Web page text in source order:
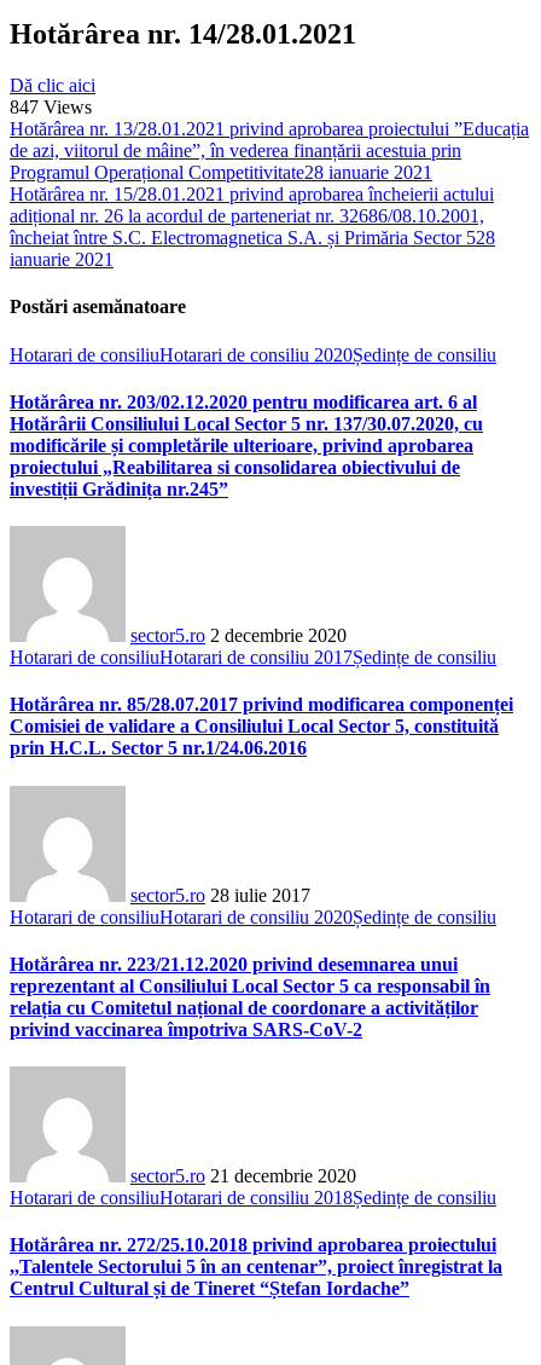
Hotărârea nr. 14/28.01.2021
Dă clic aici
847 Views
Hotărârea nr. 13/28.01.2021 privind aprobarea proiectului ”Educația
de azi, viitorul de mâine”, în vederea finanțării acestuia prin
Programul Operațional Competitivitate28 ianuarie 2021
Hotărârea nr. 15/28.01.2021 privind aprobarea încheierii actului
adițional nr. 26 la acordul de parteneriat nr. 32686/08.10.2001,
încheiat între S.C. Electromagnetica S.A. și Primăria Sector 528
ianuarie 2021
Postări asemănatoare
Hotarari de consiliuHotarari de consiliu 2020Ședințe de consiliu
Hotărârea nr. 203/02.12.2020 pentru modificarea art. 6 al
Hotărârii Consiliului Local Sector 5 nr. 137/30.07.2020, cu
modificările și completările ulterioare, privind aprobarea
proiectului „Reabilitarea si consolidarea obiectivului de
investiții Grădinița nr.245”
sector5.ro 2 decembrie 2020
Hotarari de consiliuHotarari de consiliu 2017Ședințe de consiliu
Hotărârea nr. 85/28.07.2017 privind modificarea componenței
Comisiei de validare a Consiliului Local Sector 5, constituită
prin H.C.L. Sector 5 nr.1/24.06.2016
sector5.ro 28 iulie 2017
Hotarari de consiliuHotarari de consiliu 2020Ședințe de consiliu
Hotărârea nr. 223/21.12.2020 privind desemnarea unui
reprezentant al Consiliului Local Sector 5 ca responsabil în
relația cu Comitetul național de coordonare a activităților
privind vaccinarea împotriva SARS-CoV-2
sector5.ro 21 decembrie 2020
Hotarari de consiliuHotarari de consiliu 2018Ședințe de consiliu
Hotărârea nr. 272/25.10.2018 privind aprobarea proiectului
,,Talentele Sectorului 5 în an centenar”, proiect înregistrat la
Centrul Cultural și de Tineret “Ștefan Iordache”